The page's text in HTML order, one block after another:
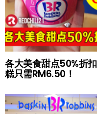
各大美食甜点50%折
糕只需RM6.50！